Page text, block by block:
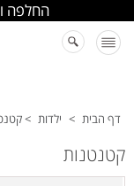
החלפה
דף הבית > ילדות >
קטנטנות